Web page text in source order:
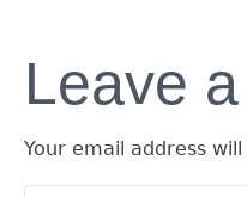
Leave
Your email address